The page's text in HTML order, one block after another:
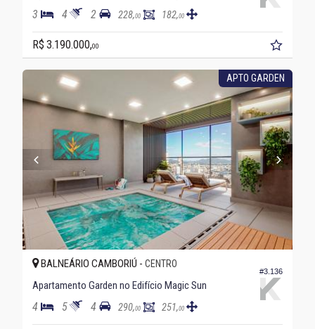
3 4 2 228,00 182,00
R$ 3.190.000,00
APTO GARDEN
#3.136
BALNEÁRIO CAMBORIÚ - CENTRO
Apartamento Garden no Edifício Magic Sun
4 5 4 290,00 251,00